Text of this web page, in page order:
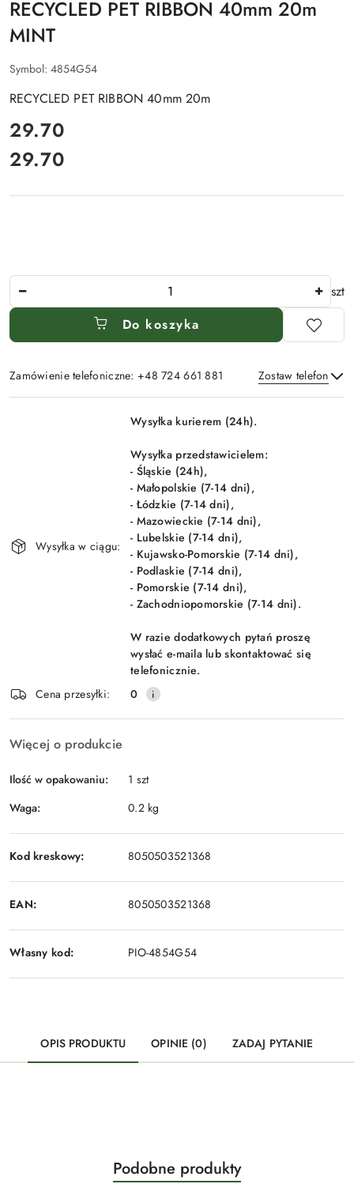
RECYCLED PET RIBBON 40mm 20m
MINT
Symbol: 4854G54
RECYCLED PET RIBBON 40mm 20m
cena:
29.70
Cena:
29.70
szt
Do koszyka
Zamówienie telefoniczne: +48 724 661 881 Zostaw telefon
Wyślij
Wysyłka w ciągu:
Wysyłka kurierem (24h).
Wysyłka przedstawicielem:
- Śląskie (24h),
- Małopolskie (7-14 dni),
- Łódzkie (7-14 dni),
- Mazowieckie (7-14 dni),
- Lubelskie (7-14 dni),
- Kujawsko-Pomorskie (7-14 dni),
- Podlaskie (7-14 dni),
- Pomorskie (7-14 dni),
- Zachodniopomorskie (7-14 dni).
W razie dodatkowych pytań proszę
wysłać e-maila lub skontaktować się
telefonicznie.
Cena przesyłki:
0
Więcej o produkcie
Ilość w opakowaniu:
1 szt
Waga:
0.2 kg
Kod kreskowy: 8050503521368
EAN: 8050503521368
Własny kod: PIO-4854G54
OPIS PRODUKTU OPINIE (0) ZADAJ PYTANIE
Pomiń karuzelę produktów
Produkty
o
Podobne produkty